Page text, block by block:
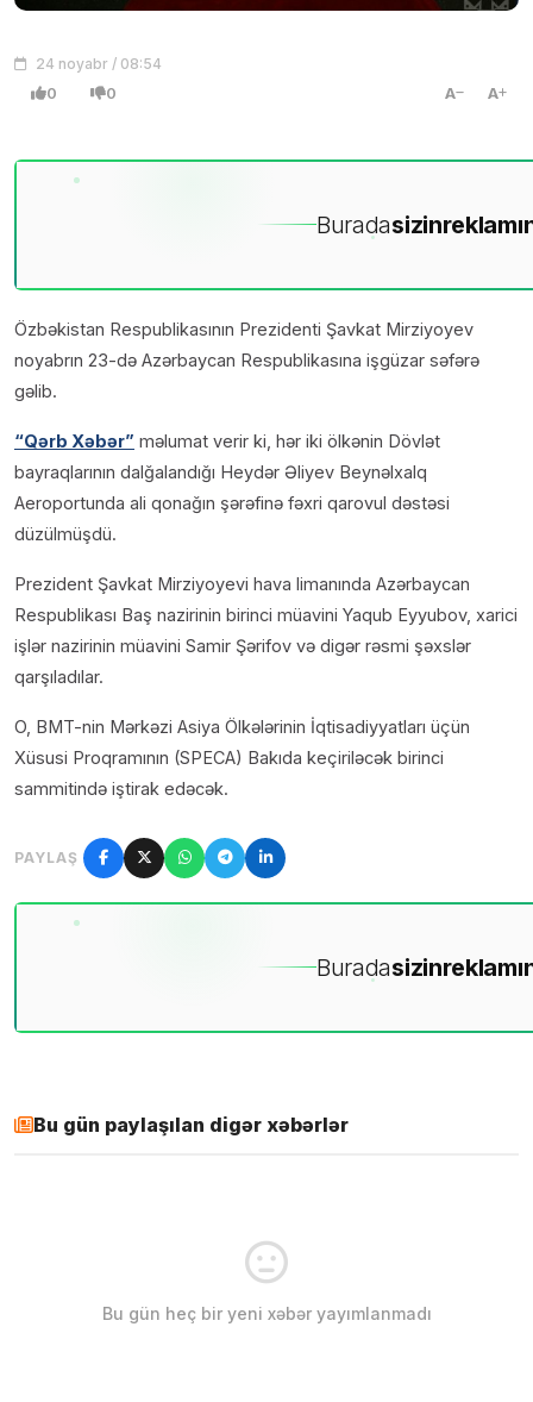
24 noyabr / 08:54
0 0 A A
Buradasizin
Özbəkistan Respublikasının Prezidenti Şavkat Mirziyoyev
noyabrın 23-də Azərbaycan Respublikasına işgüzar səfərə
gəlib.
“Qərb Xəbər” məlumat verir ki, hər iki ölkənin Dövlət
bayraqlarının dalğalandığı Heydər Əliyev Beynəlxalq
Aeroportunda ali qonağın şərəfinə fəxri qarovul dəstəsi
düzülmüşdü.
Prezident Şavkat Mirziyoyevi hava limanında Azərbaycan
Respublikası Baş nazirinin birinci müavini Yaqub Eyyubov, xarici
işlər nazirinin müavini Samir Şərifov və digər rəsmi şəxslər
qarşıladılar.
O, BMT-nin Mərkəzi Asiya Ölkələrinin İqtisadiyyatları üçün
Xüsusi Proqramının (SPECA) Bakıda keçiriləcək birinci
sammitində iştirak edəcək.
PAYLAŞ
Buradasizin
Bu gün paylaşılan digər xəbərlər
Bu gün heç bir yeni xəbər yayımlanmadı